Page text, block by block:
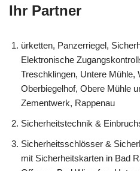
Ihr Partner
ürketten, Panzerriegel,
Elektronische
Treschklingen, Untere Mühle,
Oberbiegelhof, Obere Mühle
Zementwerk, Rappenau
Sicherheitstechnik &
Sicherheitsschlösser &
mit Sicherheitskarten in Bad